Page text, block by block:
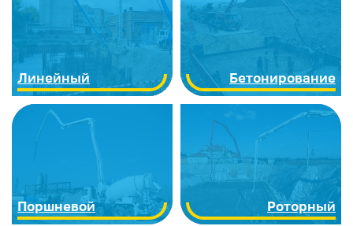
Линейный Бетонирование
Поршневой Роторный